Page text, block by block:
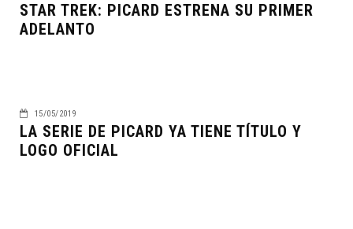
STAR TREK: PICARD ESTRENA SU PRIMER
ADELANTO
15/05/2019
LA SERIE DE PICARD YA TIENE TÍTULO Y
LOGO OFICIAL